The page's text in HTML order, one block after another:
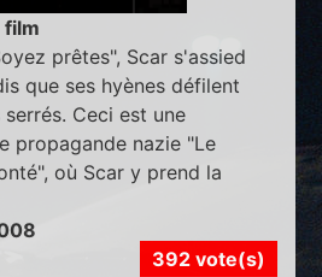
film
prêtes", Scar s'assied
que ses hyènes défilent
Ceci est une
propagande nazie "Le
où Scar y prend la
392 vote(s)